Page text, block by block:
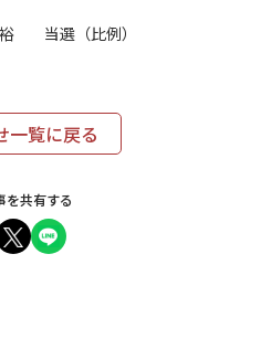
当選（比例）
一覧に戻る
を共有する